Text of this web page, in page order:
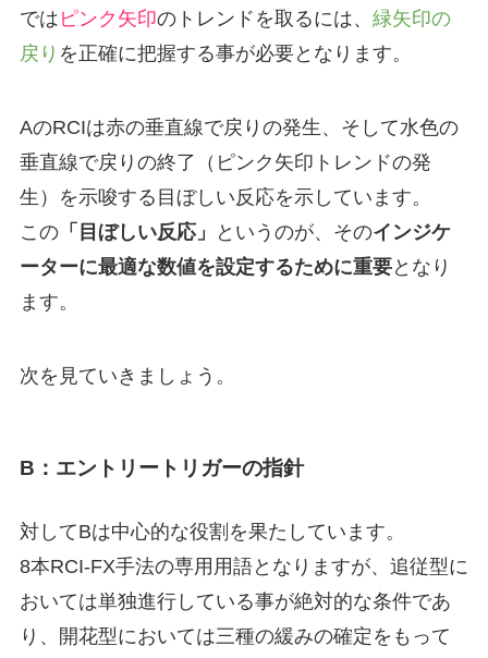
では ピンク矢印のトレンドを取るには、 緑矢印の
戻り を正確に把握する事が必要となります。
AのRCIは赤の垂直線で戻りの発生、そして水色の
垂直線で戻りの終了（ピンク矢印トレンドの発
生）を示唆する目ぼしい反応を示しています。
この「目ぼしい反応」 というのが、そのインジケ
ーターに最適な数値を設定するために重要となり
ます。
次を見ていきましょう。
B：エントリートリガーの指針
対してBは中心的な役割を果たしています。
8本RCI-FX手法の専用用語となりますが、追従型に
おいては単独進行している事が絶対的な条件であ
り、開花型においては三種の緩みの確定をもって